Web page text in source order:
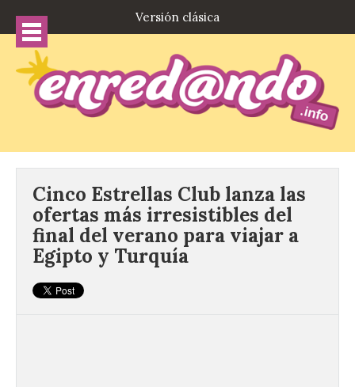
Versión clásica
Cinco Estrellas Club lanza las
ofertas más irresistibles del
final del verano para viajar a
Egipto y Turquía